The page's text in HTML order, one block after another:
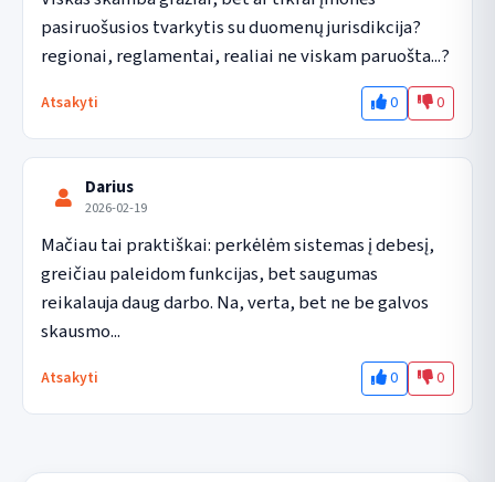
pasiruošusios tvarkytis su duomenų jurisdikcija?
regionai, reglamentai, realiai ne viskam paruošta...?
Atsakyti 0 0
Darius
2026-02-19
Mačiau tai praktiškai: perkėlėm sistemas į debesį,
greičiau paleidom funkcijas, bet saugumas
reikalauja daug darbo. Na, verta, bet ne be galvos
skausmo...
Atsakyti 0 0